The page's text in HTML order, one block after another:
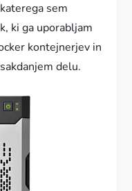
sem
ki ga uporabljam
kontejnerjev in
delu.